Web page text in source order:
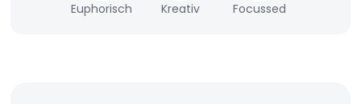
Euphorisch Kreativ Focussed